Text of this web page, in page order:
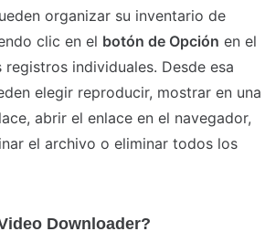
organizar su inventario de
clic en el botón de Opción en el
individuales. Desde esa
elegir reproducir, mostrar en una
abrir el enlace en el navegador,
el archivo o eliminar todos los
Downloader?